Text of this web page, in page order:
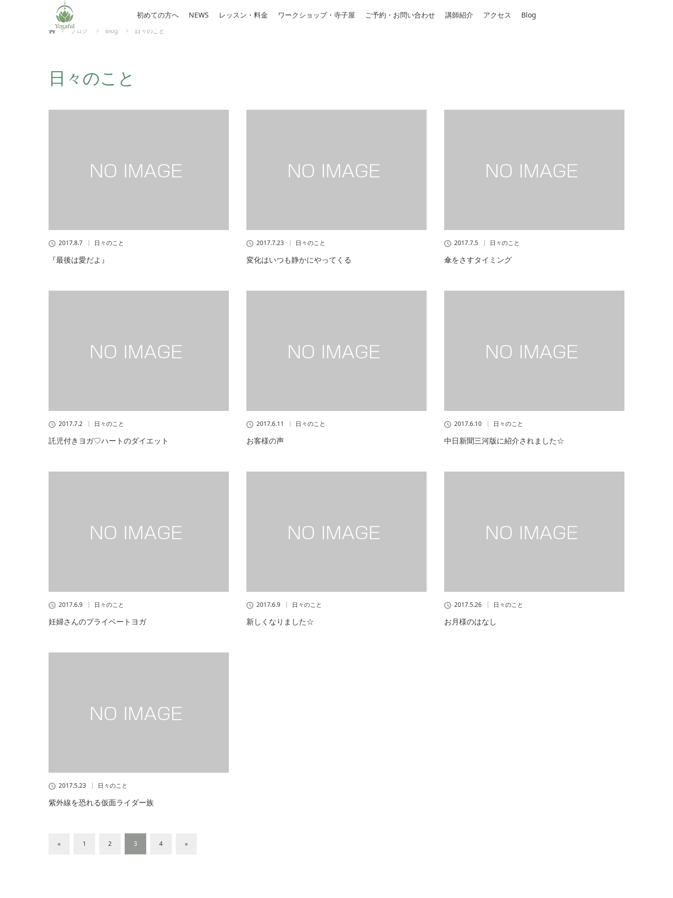
初めての方へ NEWS レッスン・料金 ワークショップ・寺子屋 ご予約・お問い合わせ 講師紹介 アクセス Blog
ホーム
ブログ
Blog 日々のこと
日々のこと
2017.8.7 日々のこと
『最後は愛だよ』
2017.7.23 日々のこと
変化はいつも静かにやってくる
2017.7.5 日々のこと
傘をさすタイミング
2017.7.2 日々のこと
託児付きヨガ♡ハートのダイエット
2017.6.11 日々のこと
お客様の声
2017.6.10 日々のこと
中日新聞三河版に紹介されました☆
2017.6.9 日々のこと
妊婦さんのプライベートヨガ
2017.6.9 日々のこと
新しくなりました☆
2017.5.26 日々のこと
お月様のはなし
2017.5.23 日々のこと
紫外線を恐れる仮面ライダー族
« 1 2 3 4 »